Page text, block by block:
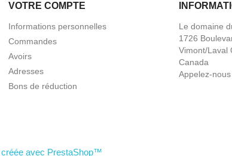
VOTRE COMPTE
Informations personnelles
Commandes
Avoirs
Adresses
Bons de réduction
Le domaine
1726
Vimont/Laval
Canada
Appelez-nous
avec PrestaShop™